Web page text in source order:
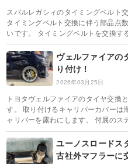
スバルレガシィのタイミングベルト
タイミングベルト交換に伴う部品点
いです。 タイミングベルトを交換す
ヴェルファイアの
り付け！
2026年03月25日
トヨタヴェルファイアのタイヤ交換
す。 取り付けるキャリパーカバーは
ャリパーを露わにします。 付属のス
ユーノスロードス
古社外マフラーに